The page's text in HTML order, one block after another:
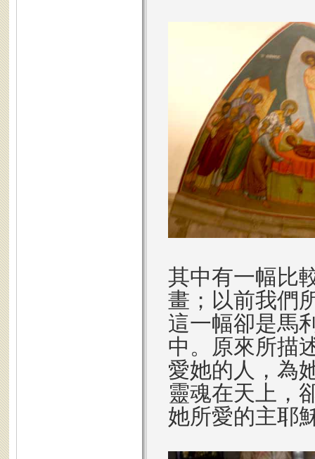
其中有一幅比
畫；以前我們
這一幅卻是馬
中。原來所描
愛她的人，為
靈魂在天上，
她所愛的主耶